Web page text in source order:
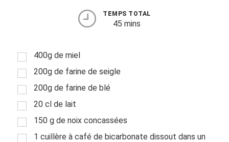
TEMPS TOTAL
45 mins
400g de miel
200g de farine de seigle
200g de farine de blé
20 cl de lait
150 g de noix concassées
1 cuillère à café de bicarbonate dissout dans un